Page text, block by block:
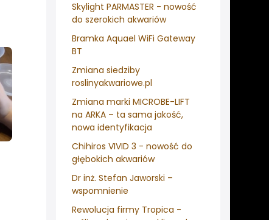
Skylight PARMASTER - nowość
do szerokich akwariów
Bramka Aquael WiFi Gateway
BT
Zmiana siedziby
roslinyakwariowe.pl
Zmiana marki MICROBE-LIFT
na ARKA – ta sama jakość,
nowa identyfikacja
Chihiros VIVID 3 - nowość do
głębokich akwariów
Dr inż. Stefan Jaworski –
wspomnienie
Rewolucja firmy Tropica -